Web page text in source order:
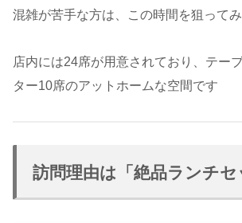
混雑が苦手な方は、この時間を狙ってみ
店内には24席が用意されており、テー
ター10席のアットホームな空間です
訪問理由は「絶品ランチセ